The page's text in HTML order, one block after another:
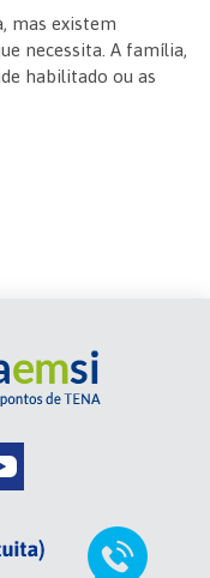
mas existem
necessita. A família,
habilitado ou as